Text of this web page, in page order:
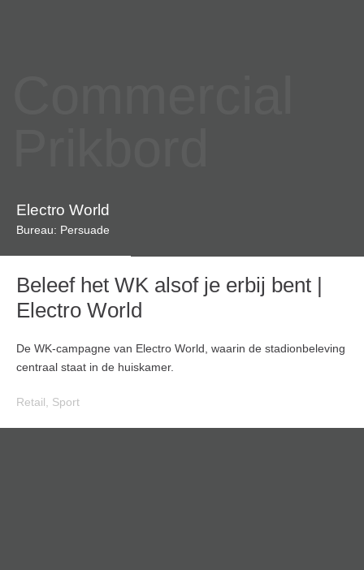
Electro World
Bureau: Persuade
Beleef het WK alsof je erbij bent |
Electro World
De WK-campagne van Electro World, waarin de stadionbeleving
centraal staat in de huiskamer.
Retail Sport